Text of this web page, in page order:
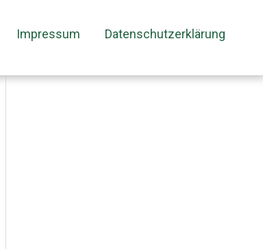
Impressum Datenschutzerklärung